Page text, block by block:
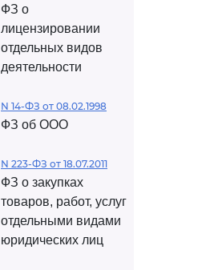
ФЗ о
лицензировании
отдельных видов
деятельности
N 14-ФЗ от 08.02.1998
ФЗ об ООО
N 223-ФЗ от 18.07.2011
ФЗ о закупках
товаров, работ, услуг
отдельными видами
юридических лиц